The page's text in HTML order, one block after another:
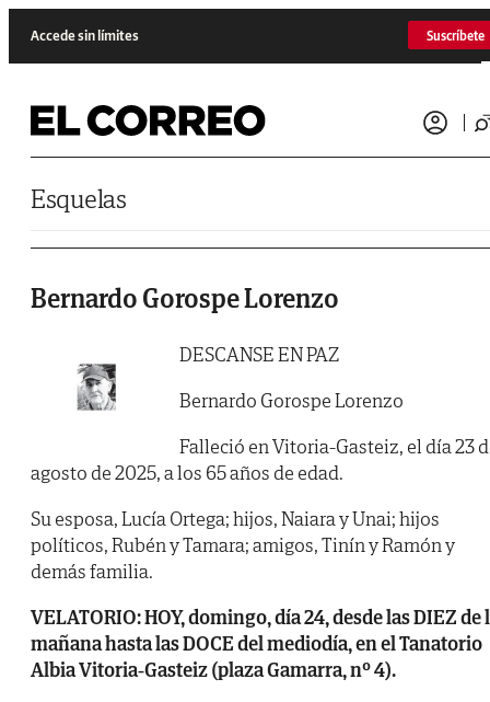
Accede sin límites Suscríbete
Esquelas
Bernardo Gorospe Lorenzo
DESCANSE EN PAZ
Bernardo Gorospe Lorenzo
Falleció en Vitoria-Gasteiz, el día 23
agosto de 2025, a los 65 años de edad.
Su esposa, Lucía Ortega; hijos, Naiara y Unai; hijos
políticos, Rubén y Tamara; amigos, Tinín y Ramón y
demás familia.
VELATORIO: HOY, domingo, día 24, desde las DIEZ de
mañana hasta las DOCE del mediodía, en el Tanatorio
Albia Vitoria-Gasteiz (plaza Gamarra, nº 4).